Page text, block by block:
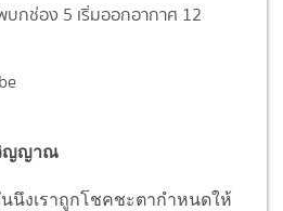
กช่อง 5 เริ่มออกอากาศ 12
วิญญาณ
งเราถูกโชคชะตากำหนดให้